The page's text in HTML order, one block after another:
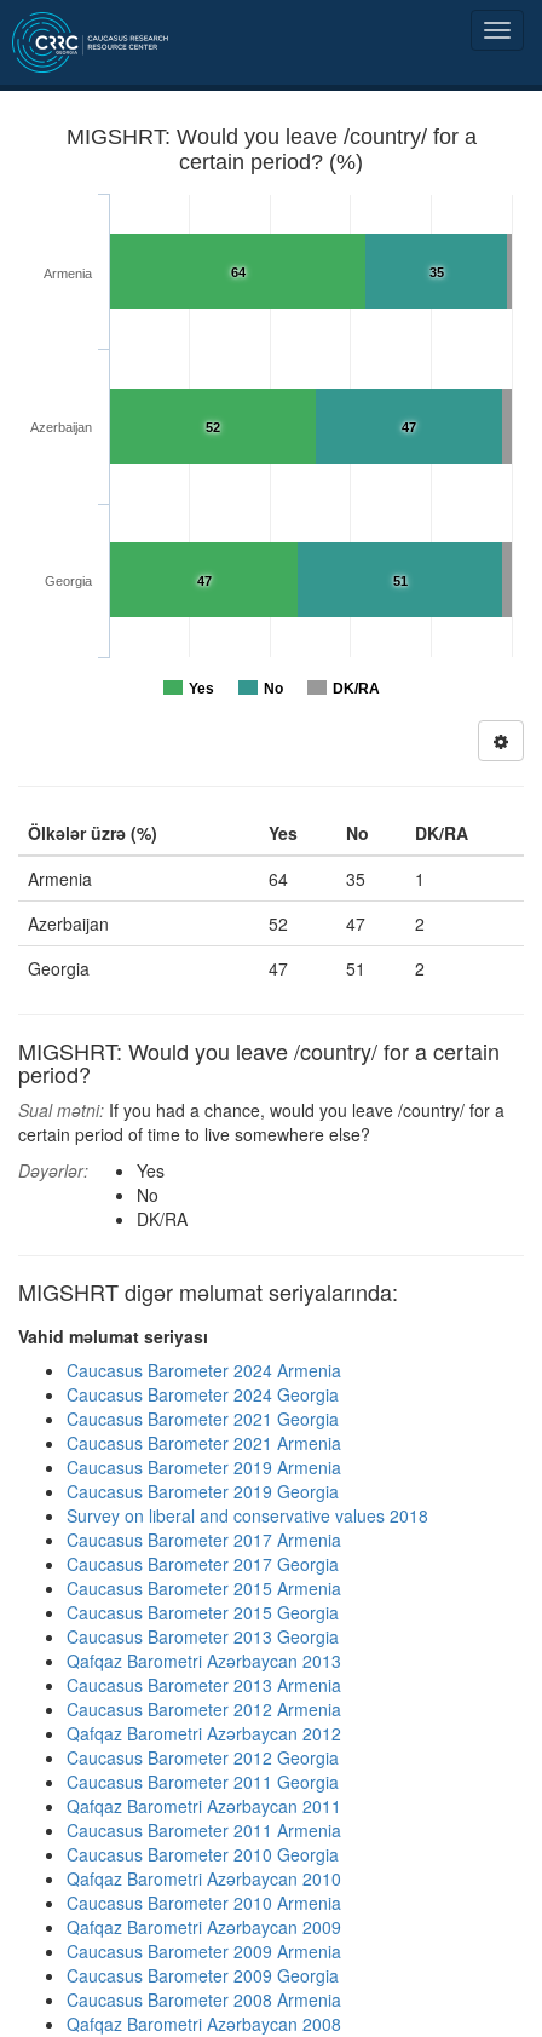
MIGSHRT: Would you leave /country/ for a
certain period? (%)
35
47
51
64
52
47
Yes No DK/RA
Armenia
Azerbaijan
Georgia
Ölkələr üzrə (%) Yes No
DK/RA
Armenia
64 35
1
Azerbaijan
52 47
2
Georgia
47 51 2
MIGSHRT: Would you leave /country/ for a certain
period?
Sual mətni: If you had a chance, would you leave /country/ for a
certain period of time to live somewhere else?
Dəyərlər:
Yes
No
DK/RA
MIGSHRT digər məlumat seriyalarında:
Vahid məlumat seriyası
Caucasus Barometer 2024 Armenia
Caucasus Barometer 2024 Georgia
Caucasus Barometer 2021 Georgia
Caucasus Barometer 2021 Armenia
Caucasus Barometer 2019 Armenia
Caucasus Barometer 2019 Georgia
Survey on liberal and conservative values 2018
Caucasus Barometer 2017 Armenia
Caucasus Barometer 2017 Georgia
Caucasus Barometer 2015 Armenia
Caucasus Barometer 2015 Georgia
Caucasus Barometer 2013 Georgia
Qafqaz Barometri Azərbaycan 2013
Caucasus Barometer 2013 Armenia
Caucasus Barometer 2012 Armenia
Qafqaz Barometri Azərbaycan 2012
Caucasus Barometer 2012 Georgia
Caucasus Barometer 2011 Georgia
Qafqaz Barometri Azərbaycan 2011
Caucasus Barometer 2011 Armenia
Caucasus Barometer 2010 Georgia
Qafqaz Barometri Azərbaycan 2010
Caucasus Barometer 2010 Armenia
Qafqaz Barometri Azərbaycan 2009
Caucasus Barometer 2009 Armenia
Caucasus Barometer 2009 Georgia
Caucasus Barometer 2008 Armenia
Qafqaz Barometri Azərbaycan 2008